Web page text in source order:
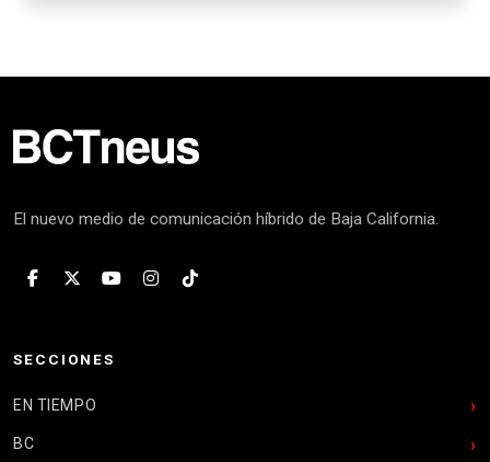
El nuevo medio de comunicación híbrido de Baja California.
SECCIONES
EN TIEMPO
BC